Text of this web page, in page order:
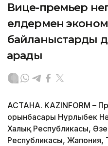
Вице-премьер
елдермен
байланыстарды
қарады
АСТАНА. KAZINFORM –
орынбасары Нұрлыбек
Халық Республикасы,
Республикасы, Жапония,